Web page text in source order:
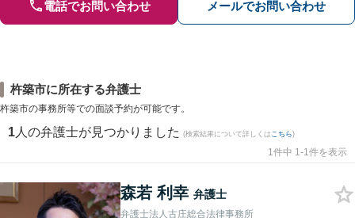
電話でお問い合わせ メールでお問い合わせ
杵築市に所在する弁護士
杵築市の事務所等での面談予約が可能です。
1 人の弁護士が見つかりました (検索結果について詳しくは こちら)
1件中 1-1件を表示
森若 利幸 弁護士
弁護士法人古庄総合法律事務所